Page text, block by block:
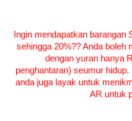
Ingin mendapatkan barangan
sehingga 20%?? Anda boleh
dengan yuran hanya
penghantaran) seumur
anda juga layak untuk
AR untuk